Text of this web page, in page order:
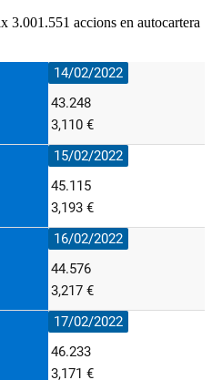
3.001.551 accions en autocartera